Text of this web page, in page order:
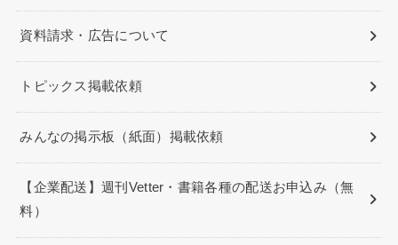
資料請求・広告について
トピックス掲載依頼
みんなの掲示板（紙面）掲載依頼
【企業配送】週刊Vetter・書籍各種の配送お申込み（無
料）